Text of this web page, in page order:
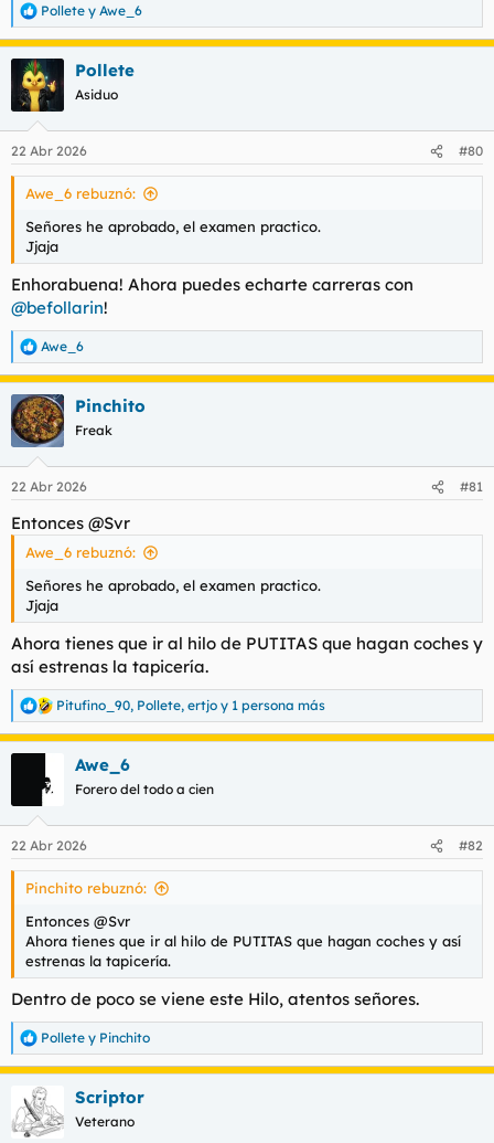
R
e
a
c
c
i
e
s
Pollete y Awe_6
Pollete
Asiduo
22 Abr 2026 #80
Awe_6 rebuznó:
Señores he aprobado, el examen practico.
Jjaja
Enhorabuena! Ahora puedes echarte carreras con
@befollarin!
R
e
a
c
c
i
e
:
Awe_6
Pinchito
Freak
22 Abr 2026 #81
Entonces @Svr
Awe_6 rebuznó:
Señores he aprobado, el examen practico.
Jjaja
Ahora tienes que ir al hilo de PUTITAS que hagan coches y
así estrenas la tapicería.
R
e
a
e
s
Pitufino_90, Pollete, ertjo y 1 persona más
Awe_6
Forero del todo a cien
22 Abr 2026 #82
Pinchito rebuznó:
Entonces @Svr
Ahora tienes que ir al hilo de PUTITAS que hagan coches y así
estrenas la tapicería.
Dentro de poco se viene este Hilo, atentos señores.
R
e
a
c
c
i
Pollete y Pinchito
Scriptor
Veterano